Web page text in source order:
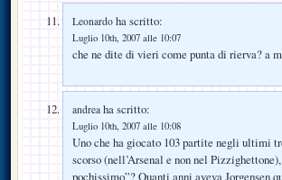
Leonardo ha scritto:
Luglio 10th, 2007 alle 10:07
che ne dite di vieri come punta di rierva? a
andrea ha scritto:
Luglio 10th, 2007 alle 10:08
Uno che ha giocato 103 partite negli ultimi
scorso (nell’Arsenal e non nel
pochissimo”? Quanti anni aveva Jorgensen